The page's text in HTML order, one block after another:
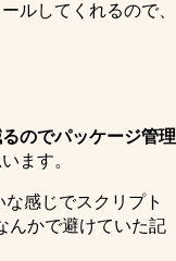
ルしてくれるので、
のでパッケージ管理
ます。
感じでスクリプト
んかで避けていた記